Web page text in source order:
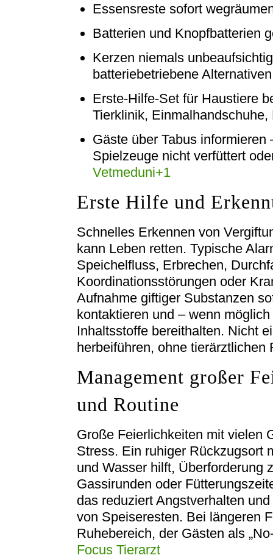
Essensreste sofort
Batterien und Knopfbatterien
Kerzen niemals
batteriebetriebene
Erste-Hilfe-Set für Haustiere
Tierklinik,
Gäste über Tabus
Spielzeuge nicht verfüttert
Vetmeduni+1
Erste Hilfe und
Schnelles Erkennen von
kann Leben retten. Typische
Speichelfluss, Erbrechen,
Koordinationsstörungen oder
Aufnahme giftiger Substanzen
kontaktieren und – wenn
Inhaltsstoffe bereithalten. Nicht
herbeiführen, ohne tierärztlichen
Management großer
und Routine
Große Feierlichkeiten mit vielen
Stress. Ein ruhiger Rückzugsort
und Wasser hilft, Überforderung
Gassirunden oder
das reduziert Angstverhalten
von Speiseresten. Bei längeren
Ruhebereich, der Gästen als
Focus Tierarzt